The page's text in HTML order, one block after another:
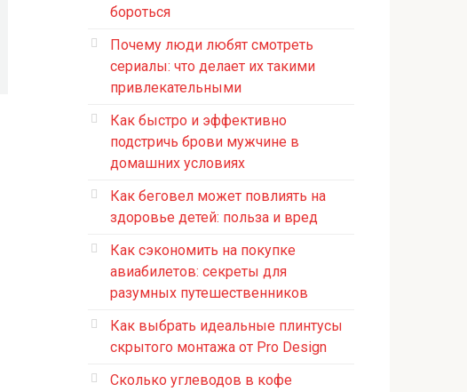
бороться
Почему люди любят смотреть
сериалы: что делает их такими
привлекательными
Как быстро и эффективно
подстричь брови мужчине в
домашних условиях
Как беговел может повлиять на
здоровье детей: польза и вред
Как сэкономить на покупке
авиабилетов: секреты для
разумных путешественников
Как выбрать идеальные плинтусы
скрытого монтажа от Pro Design
Сколько углеводов в кофе